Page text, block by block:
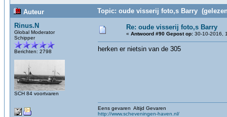
Auteur
Topic: oude visserij foto,s Barry
Rinus.N
Global Moderator
Schipper
Berichten: 2798
SCH 84 voortvaren
Re: oude visserij foto,s Barry
« Antwoord #90 Gepost op: 30-10-2016,
herken er nietsin van de 305
Eens gevaren Altijd Gevaren
http://www.scheveningen-haven.nl/